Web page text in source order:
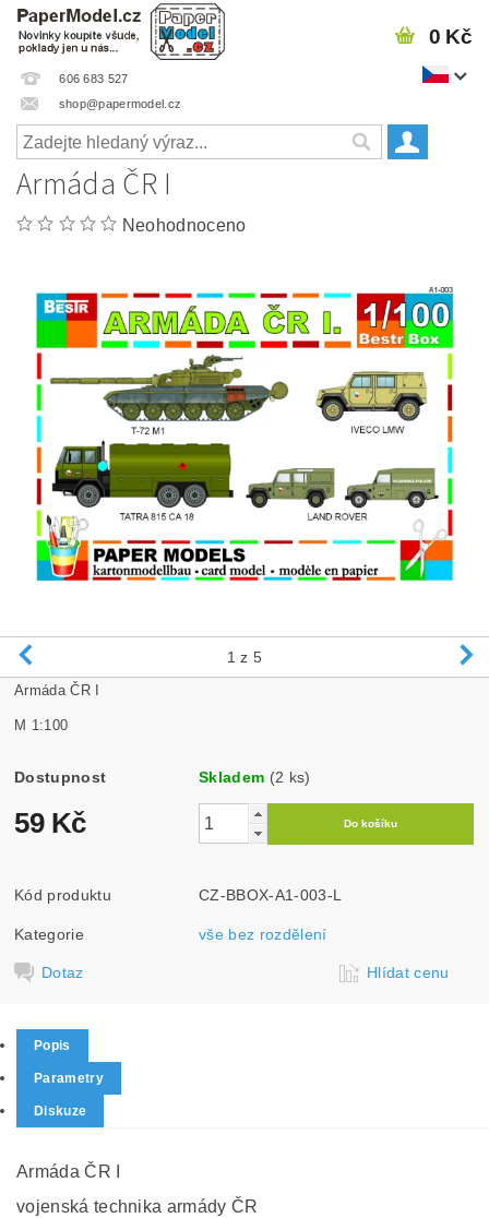
606 683 527
shop@papermodel.cz
0 Kč
Armáda ČR I
Neohodnoceno
1 z 5
Armáda ČR I
M 1:100
Dostupnost Skladem (2 ks)
59 Kč
Kód produktu CZ-BBOX-A1-003-L
Kategorie vše bez rozdělení
Dotaz Hlídat cenu
Popis
Parametry
Diskuze
Armáda ČR I
vojenská technika armády ČR